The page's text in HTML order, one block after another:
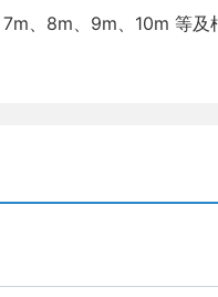
8m、9m、10m 等及根